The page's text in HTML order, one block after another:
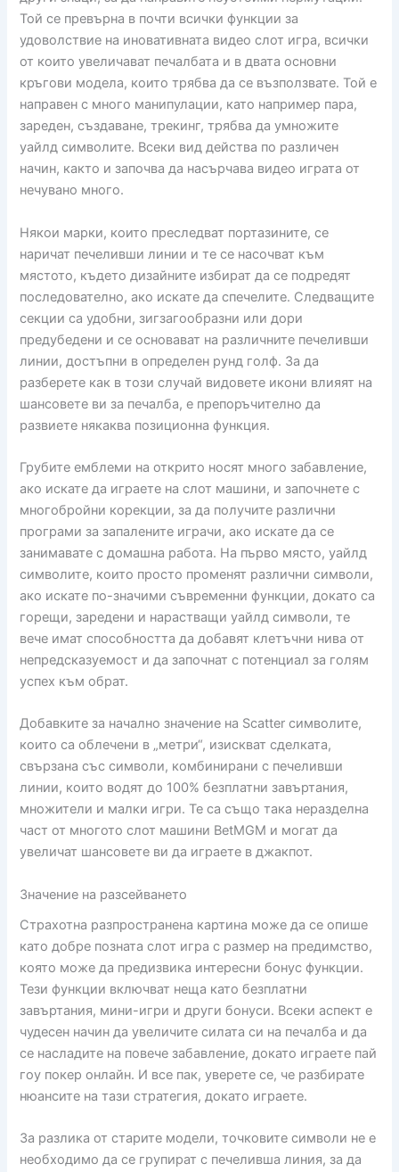
Той се превърна в почти всички функции за
удоволствие на иновативната видео слот игра, всички
от които увеличават печалбата и в двата основни
кръгови модела, които трябва да се възползвате. Той е
направен с много манипулации, като например пара,
зареден, създаване, трекинг, трябва да умножите
уайлд символите. Всеки вид действа по различен
начин, както и започва да насърчава видео играта от
нечувано много.
Някои марки, които преследват портазините, се
наричат ​​печеливши линии и те се насочват към
мястото, където дизайните избират да се подредят
последователно, ако искате да спечелите. Следващите
секции са удобни, зигзагообразни или дори
предубедени и се основават на различните печеливши
линии, достъпни в определен рунд голф. За да
разберете как в този случай видовете икони влияят на
шансовете ви за печалба, е препоръчително да
развиете някаква позиционна функция.
Грубите емблеми на открито носят много забавление,
ако искате да играете на слот машини, и започнете с
многобройни корекции, за да получите различни
програми за запалените играчи, ако искате да се
занимавате с домашна работа. На първо място, уайлд
символите, които просто променят различни символи,
ако искате по-значими съвременни функции, докато са
горещи, заредени и нарастващи уайлд символи, те
вече имат способността да добавят клетъчни нива от
непредсказуемост и да започнат с потенциал за голям
успех към обрат.
Добавките за начално значение на Scatter символите,
които са облечени в „метри“, изискват сделката,
свързана със символи, комбинирани с печеливши
линии, които водят до 100% безплатни завъртания,
множители и малки игри. Те са също така неразделна
част от многото слот машини BetMGM и могат да
увеличат шансовете ви да играете в джакпот.
Значение на разсейването
Страхотна разпространена картина може да се опише
като добре позната слот игра с размер на предимство,
която може да предизвика интересни бонус функции.
Тези функции включват неща като безплатни
завъртания, мини-игри и други бонуси. Всеки аспект е
чудесен начин да увеличите силата си на печалба и да
се насладите на повече забавление, докато играете пай
гоу покер онлайн. И все пак, уверете се, че разбирате
нюансите на тази стратегия, докато играете.
За разлика от старите модели, точковите символи не е
необходимо да се групират с печеливша линия, за да